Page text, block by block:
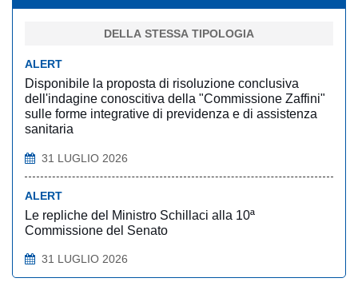
DELLA STESSA TIPOLOGIA
ALERT
Disponibile la proposta di risoluzione conclusiva
dell'indagine conoscitiva della "Commissione Zaffini"
sulle forme integrative di previdenza e di assistenza
sanitaria
31 LUGLIO 2026
ALERT
Le repliche del Ministro Schillaci alla 10ª
Commissione del Senato
31 LUGLIO 2026